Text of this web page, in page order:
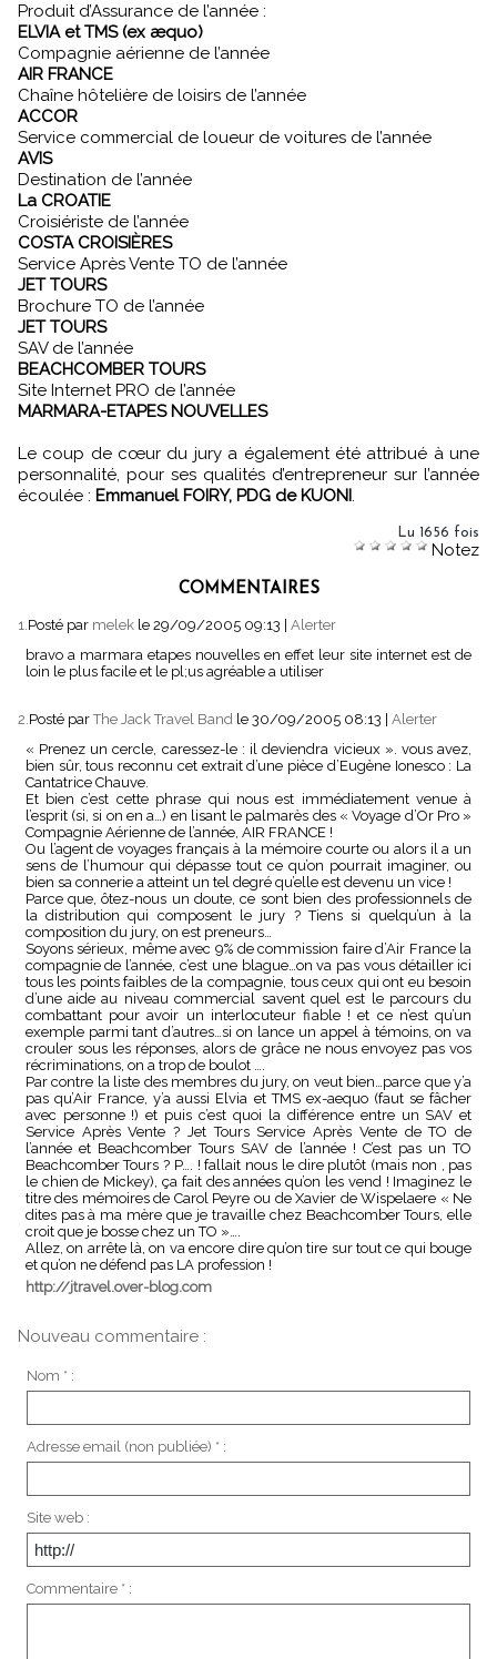
Produit d’Assurance de l’année :
ELVIA et TMS (ex æquo)
Compagnie aérienne de l’année
AIR FRANCE
Chaîne hôtelière de loisirs de l’année
ACCOR
Service commercial de loueur de voitures de l’année
AVIS
Destination de l’année
La CROATIE
Croisiériste de l’année
COSTA CROISIÈRES
Service Après Vente TO de l’année
JET TOURS
Brochure TO de l’année
JET TOURS
SAV de l’année
BEACHCOMBER TOURS
Site Internet PRO de l’année
MARMARA-ETAPES NOUVELLES
Le coup de cœur du jury a également été attribué à une
personnalité, pour ses qualités d’entrepreneur sur l’année
écoulée : Emmanuel FOIRY, PDG de KUONI.
Lu 1656 fois
Notez
COMMENTAIRES
1.Posté par melek le 29/09/2005 09:13
Alerter
bravo a marmara etapes nouvelles en effet leur site internet est de
loin le plus facile et le pl;us agréable a utiliser
2.Posté parThe Jack Travel Band le 30/09/2005 08:13
Alerter
« Prenez un cercle, caressez-le : il deviendra vicieux ». vous avez,
bien sûr, tous reconnu cet extrait d’une pièce d’Eugène Ionesco : La
Cantatrice Chauve.
Et bien c’est cette phrase qui nous est immédiatement venue à
l’esprit (si, si on en a…) en lisant le palmarès des « Voyage d’Or Pro »
Compagnie Aérienne de l’année, AIR FRANCE !
Ou l’agent de voyages français à la mémoire courte ou alors il a un
sens de l’humour qui dépasse tout ce qu’on pourrait imaginer, ou
bien sa connerie a atteint un tel degré qu’elle est devenu un vice !
Parce que, ôtez-nous un doute, ce sont bien des professionnels de
la distribution qui composent le jury ? Tiens si quelqu’un à la
composition du jury, on est preneurs…
Soyons sérieux, même avec 9% de commission faire d’Air France la
compagnie de l’année, c’est une blague…on va pas vous détailler ici
tous les points faibles de la compagnie, tous ceux qui ont eu besoin
d’une aide au niveau commercial savent quel est le parcours du
combattant pour avoir un interlocuteur fiable ! et ce n’est qu’un
exemple parmi tant d’autres…si on lance un appel à témoins, on va
crouler sous les réponses, alors de grâce ne nous envoyez pas vos
récriminations, on a trop de boulot ….
Par contre la liste des membres du jury, on veut bien…parce que y’a
pas qu’Air France, y’a aussi Elvia et TMS ex-aequo (faut se fâcher
avec personne !) et puis c’est quoi la différence entre un SAV et
Service Après Vente ? Jet Tours Service Après Vente de TO de
l’année et Beachcomber Tours SAV de l’année ! C’est pas un TO
Beachcomber Tours ? P…. ! fallait nous le dire plutôt (mais non , pas
le chien de Mickey), ça fait des années qu’on les vend ! Imaginez le
titre des mémoires de Carol Peyre ou de Xavier de Wispelaere « Ne
dites pas à ma mère que je travaille chez Beachcomber Tours, elle
croit que je bosse chez un TO »….
Allez, on arrête là, on va encore dire qu’on tire sur tout ce qui bouge
et qu’on ne défend pas LA profession !
http://jtravel.over-blog.com
Nouveau commentaire :
Nom * :
Adresse email (non publiée) * :
Site web :
Commentaire * :